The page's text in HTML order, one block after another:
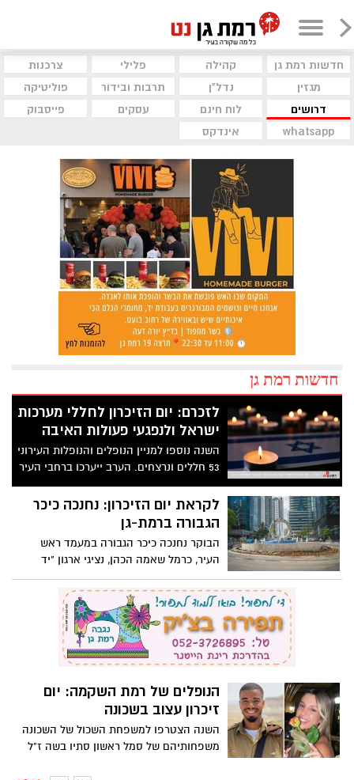
חדשות רמת גן קהילה פלילי
צרכנות
מגזין
נדל"ן תרבות ובידור
פוליטיקה
דרושים
לוח חינם עסקים
פייסבוק
whatsapp
אינדקס
חדשות רמת גן
לזכרם: יום הזיכרון לחללי מערכות
ישראל ולנפגעי פעולות האיבה
השנה נוספו למניין הנופלים והנופלות העירוני
53 חללים ונרצחים. הערב ייערכו ברחבי העיר
טקסי זיכרון
לקראת יום הזיכרון: נחנכה כיכר
הגבורה ברמת-גן
הבוקר נחנכה כיכר הגבורה במעמד ראש
העיר, כרמל שאמה הכהן, נציגי ארגון "יד
לבנים" ומשפחות שכולות
הנופלים של רמת השקמה: יום
זיכרון עצוב בשכונה
השנה הצטרפו למשפחת השכול של השכונה
משפחותיהם של סמל ראשון סתיו בשה ז"ל